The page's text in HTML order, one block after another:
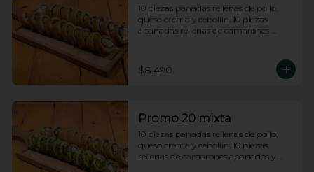
10 piezas panadas rellenas de pollo,
queso crema y cebollin. 10 piezas
apanadas rellenas de camarones
$8.490
Promo 20 mixta
10 piezas panadas rellenas de pollo,
queso crema y cebollin. 10 piezas
rellenas de camarones apanados y